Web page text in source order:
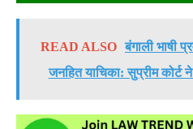
READ ALSO बंगाली भाषी
जनहित याचिका: सुप्रीम कोर्ट